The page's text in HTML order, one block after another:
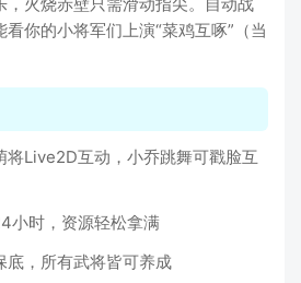
你的小将军们上演“菜鸡互啄”（当
将Live2D互动，小乔跳舞可戳脸互
小时，资源轻松拿满
底，所有武将皆可养成